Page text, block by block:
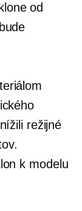
od
režijné
k modelu